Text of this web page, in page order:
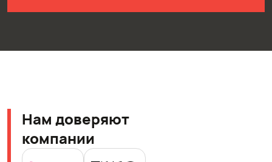
Нам доверяют
компании